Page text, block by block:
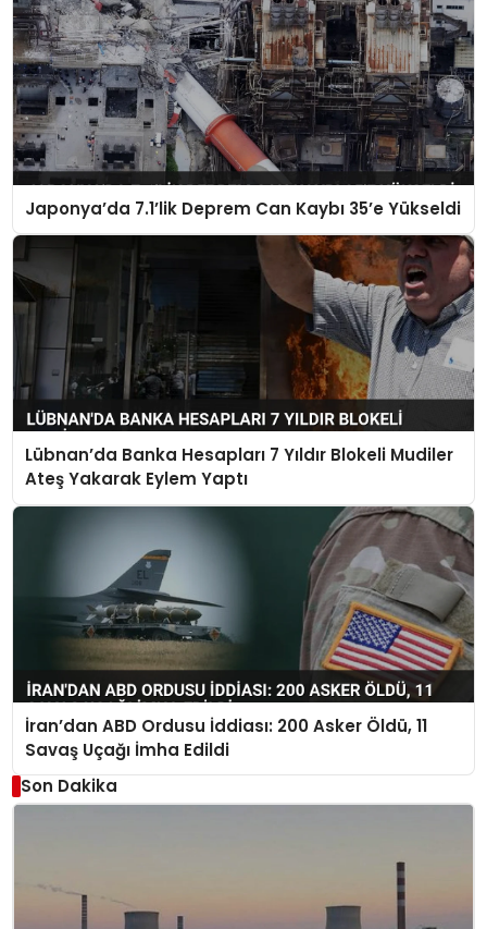
Japonya’da 7.1’lik Deprem Can Kaybı 35’e Yükseldi
Lübnan’da Banka Hesapları 7 Yıldır Blokeli Mudiler
Ateş Yakarak Eylem Yaptı
İran’dan ABD Ordusu İddiası: 200 Asker Öldü, 11
Savaş Uçağı İmha Edildi
Son Dakika